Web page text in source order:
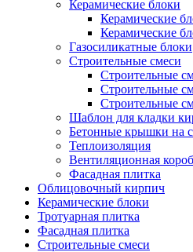
Керамические блоки
Керамические
Керамические
Газосиликатные блоки
Строительные смеси
Строительные
Строительные
Строительные
Шаблон для кладки
Бетонные крышки на
Теплоизоляция
Вентиляционная
Фасадная плитка
Облицовочный кирпич
Керамические блоки
Тротуарная плитка
Фасадная плитка
Строительные смеси